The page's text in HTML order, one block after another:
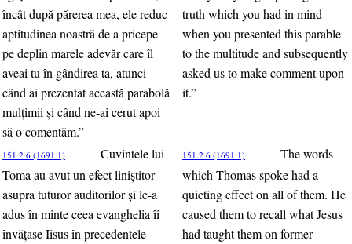
încât după părerea mea, ele reduc
aptitudinea noastră de a pricepe
pe deplin marele adevăr care îl
aveai tu în gândirea ta, atunci
când ai prezentat această parabolă
mulţimii şi când ne-ai cerut apoi
să o comentăm.”
truth which you had in mind
when you presented this parable
to the multitude and subsequently
asked us to make comment upon
it.”
151:2.6 (1691.1)
Cuvintele lui
Toma au avut un efect liniştitor
asupra tuturor auditorilor şi le-a
adus în minte ceea evanghelia îi
învăţase Iisus în precedentele
151:2.6 (1691.1)
The words
which Thomas spoke had a
quieting effect on all of them. He
caused them to recall what Jesus
had taught them on former